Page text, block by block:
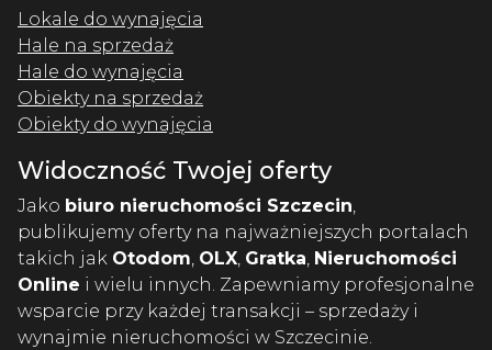
Lokale do wynajęcia
Hale na sprzedaż
Hale do wynajęcia
Obiekty na sprzedaż
Obiekty do wynajęcia
Widoczność Twojej oferty
Jako biuro nieruchomości Szczecin,
publikujemy oferty na najważniejszych portalach
takich jak Otodom, OLX, Gratka, Nieruchomości
Online i wielu innych. Zapewniamy profesjonalne
wsparcie przy każdej transakcji – sprzedaży i
wynajmie nieruchomości w Szczecinie.